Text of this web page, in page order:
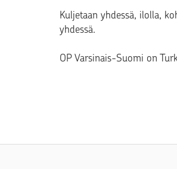
Kuljetaan yhdessä, ilolla,
yhdessä.
OP Varsinais-Suomi on